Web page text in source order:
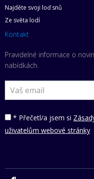
Najděte svoji loď snů
Ze světa lodí
Kontakt
Pravidelné informace o
nabídkách.
* Přečetl/a jsem si
uživatelům webové stránky